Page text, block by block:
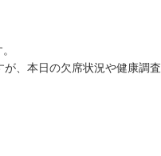
、本日の欠席状況や健康調査